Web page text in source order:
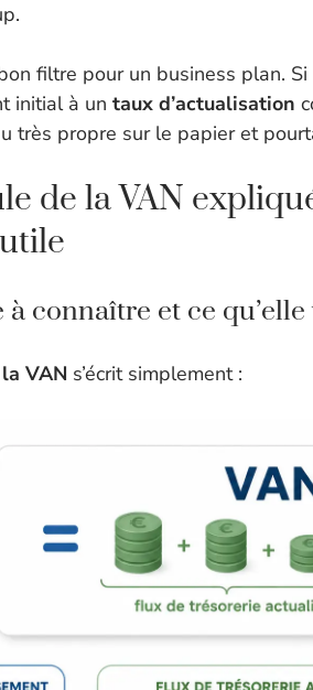
filtre pour un business plan.
initial à untaux d’actualisation
très propre sur le papier et
de la VAN
connaître et ce
VAN s’écrit simplement :